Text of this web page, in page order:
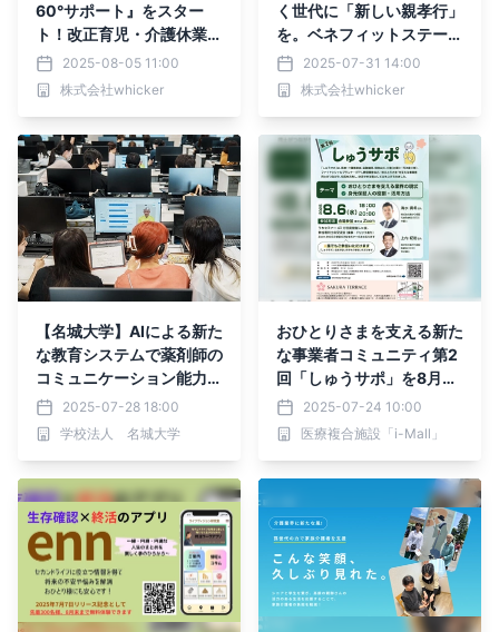
60°サポート』をスター
ト！改正育児・介護休業法
の義務化に対応した法人向
けサービスによって、ビジ
ネスマンの親の介護不安解
2025-08-05 11:00
株式会社whicker
く世代に「新しい親孝行」
を。ベネフィットステーシ
ョン | Benefit Stationに、
日本初のマッチングサービ
ス『まごとも』が掲載(提
2025-07-31 14:00
株式会社whicker
【名城大学】AIによる新た
な教育システムで薬剤師の
コミュニケーション能力を
磨く2025-07-28 18:00
学校法人 名城大学
おひとりさまを支える新た
な事業者コミュニティ第2
回「しゅうサポ」を8月6
日に開催2025-07-24 10:00
医療複合施設「i-Mall」